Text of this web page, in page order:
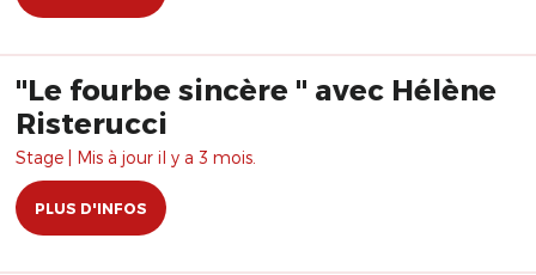
"Le fourbe sincère " avec Hélène
Risterucci
Stage | Mis à jour il y a 3 mois.
PLUS D'INFOS